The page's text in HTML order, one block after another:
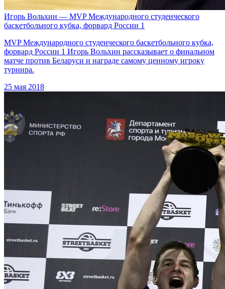
Игорь Вольхин — MVP Международного студенческого
баскетбольного кубка, форвард России 1
MVP Международного студенческого баскетбольного кубка,
форвард России 1 Игорь Вольхин рассказывает о финальном
матче против Беларуси и награде самому ценному игроку
турнира.
25 мая 2018